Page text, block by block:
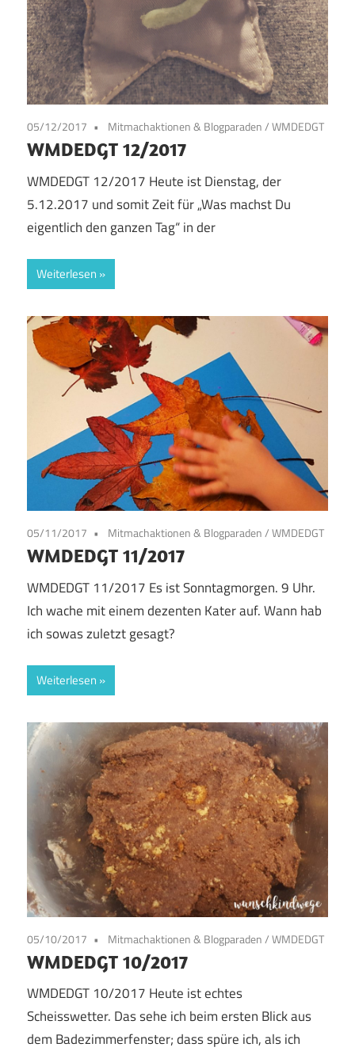
05/12/2017 Mitmachaktionen & Blogparaden/WMDEDGT
WMDEDGT 12/2017
WMDEDGT 12/2017 Heute ist Dienstag, der
5.12.2017 und somit Zeit für „Was machst Du
eigentlich den ganzen Tag“ in der
Weiterlesen
05/11/2017 Mitmachaktionen & Blogparaden/WMDEDGT
WMDEDGT 11/2017
WMDEDGT 11/2017 Es ist Sonntagmorgen. 9 Uhr.
Ich wache mit einem dezenten Kater auf. Wann hab
ich sowas zuletzt gesagt?
Weiterlesen
05/10/2017 Mitmachaktionen & Blogparaden/WMDEDGT
WMDEDGT 10/2017
WMDEDGT 10/2017 Heute ist echtes
Scheisswetter. Das sehe ich beim ersten Blick aus
dem Badezimmerfenster; dass spüre ich, als ich